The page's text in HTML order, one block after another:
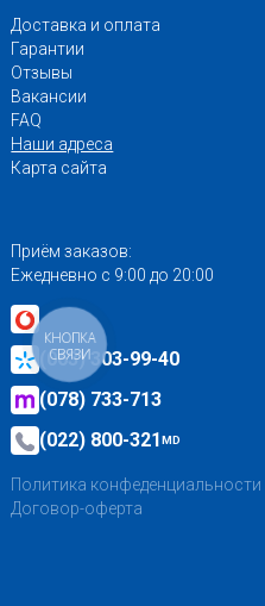
Доставка и оплата
Гарантии
Отзывы
Вакансии
FAQ
Наши адреса
Карта сайта
Приём заказов:
Ежедневно с 9:00 до 20:00
(063) 303-99-40
(078) 733-713
(022) 800-321MD
Политика конфеденциальности
Договор-оферта
КНОПКА
СВЯЗИ